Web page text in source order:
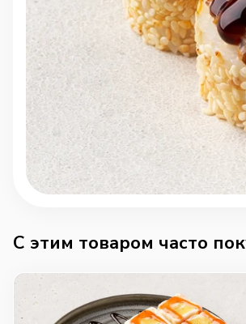
C этим товаром часто